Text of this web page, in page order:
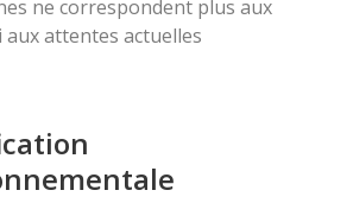
ne correspondent plus aux
aux attentes actuelles